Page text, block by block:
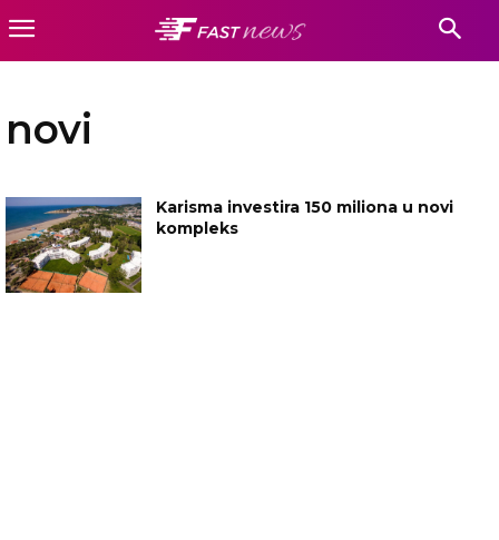
novi
Karisma investira 150 miliona u novi
kompleks